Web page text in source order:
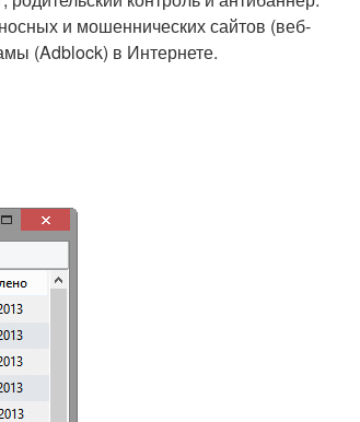
и мошеннических сайтов (веб-
(Adblock) в Интернете.